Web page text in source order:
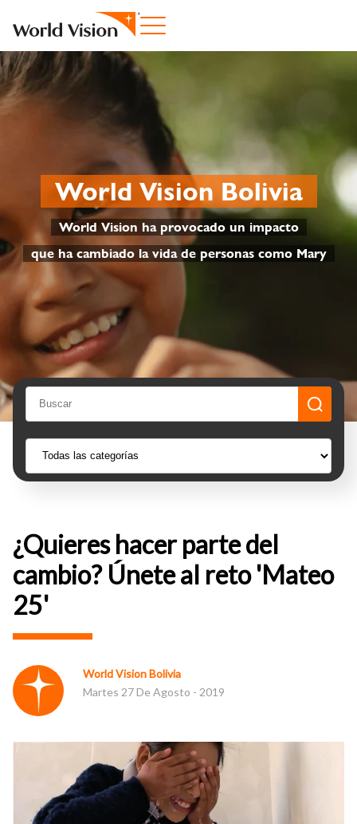
World Vision Bolivia
World Vision ha provocado un impacto
que ha cambiado la vida de personas como Mary
¿Quieres hacer parte del
cambio? Únete al reto 'Mateo
25'
World Vision Bolivia
Martes 27 De Agosto - 2019